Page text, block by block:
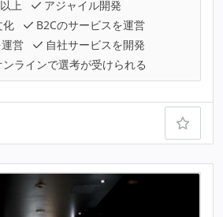
上
アジャイル開発
化
B2Cのサービスを運営
営
自社サービスを開発
ンラインで選考が受けられる